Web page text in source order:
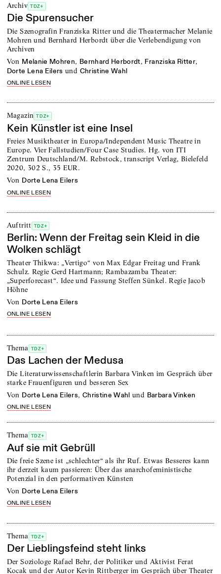
Archiv TDZ+
Die Spurensucher
Die Szenografin Franziska Ritter und die Theatermacher Melanie
Mohren und Bernhard Herbordt über die Verlebendigung von
Archiven
von Melanie Mohren, Bernhard Herbordt, Franziska Ritter,
Dorte Lena Eilers und Christine Wahl
ONLINE LESEN
Magazin TDZ+
Kein Künstler ist eine Insel
Freies Musiktheater in Europa/Independent Music Theatre in
Europe. Vier Fallstudien/Four Case Studies. Hg. von ITI
Zentrum Deutschland/M. Rebstock, transcript Verlag, Bielefeld
2020, 302 S., 35 EUR.
von Dorte Lena Eilers
ONLINE LESEN
Auftritt TDZ+
Berlin: Wenn der Freitag sein Kleid in die
Wolken schlägt
Theater Thikwa: „Vertigo“ von Max Edgar Freitag und Frank
Schulz. Regie Gerd Hartmann; Rambazamba Theater:
„Superforecast“. Idee und Fassung Steffen Sünkel. Regie Jacob
Höhne
von Dorte Lena Eilers
ONLINE LESEN
Thema TDZ+
Das Lachen der Medusa
Die Literaturwissenschaftlerin Barbara Vinken im Gespräch über
starke Frauenfiguren und besseren Sex
von Dorte Lena Eilers, Christine Wahl und Barbara Vinken
ONLINE LESEN
Thema TDZ+
Auf sie mit Gebrüll
Die freie Szene ist „schlechter“ als ihr Ruf. Etwas Besseres kann
ihr derzeit kaum passieren: Über das anarchofeministische
Potenzial in den performativen Künsten
von Dorte Lena Eilers
ONLINE LESEN
Thema TDZ+
Der Lieblingsfeind steht links
Der Soziologe Rafael Behr, der Politiker und Aktivist Ferat
Kocak und der Autor Kevin Rittberger im Gespräch über Theater